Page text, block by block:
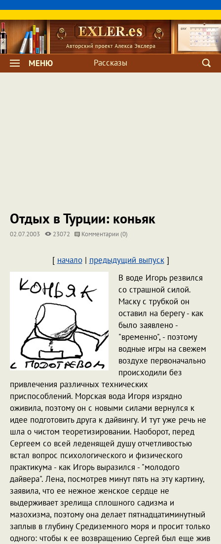
МЕНЮ Рассказы
Отдых в Турции: коньяк
02.07.2003 23072 Комментарии (0)
[ начало| предыдущий выпуск]
В воде Игорь резвился
со страшной силой.
Маску с трубкой он
оставил на берегу - как
было заявлено -
"временно", - поэтому
водные игры на свежем
воздухе первоначально
происходили без
привлечения различных технических
приспособлений. Морская вода Игоря изрядно
оживила, поэтому он с новыми силами вернулся к
идее подготовить друга к дайвингу. И тут уже речь не
шла о чистом теоретизировании. Наоборот, перед
Сергеем со всей леденящей душу отчетливостью
встал вопрос психологического и физического
практикума - как Игорь выразился - "молодого
дайвера". Лена, посмотрев минут пять на эту картину,
заявила, что ее нежное женское сердце не
выдерживает зрелища сплошного садизма и
мазохизма, поэтому она делает пятнадцатиминутный
заплыв в глубину Средиземного моря и просит только
одного: чтобы к ее возвращению Сергей был еще жив